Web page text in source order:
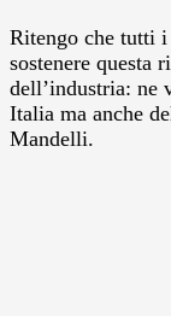
Ritengo che tutti
sostenere questa
dell’industria: ne
Italia ma anche
Mandelli.